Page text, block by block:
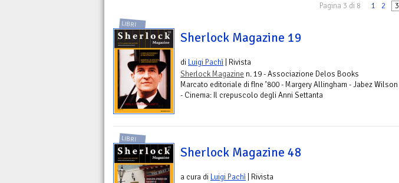
Pagina 3 di 8 1 2 3
LIBRI
Sherlock Magazine 19
di Luigi Pachì | Rivista
Sherlock Magazine n. 19 - Associazione Delos Books
Marcato editoriale di fIne ’800 - Margery Allingham - Jabez Wilson
- Cinema: Il crepuscolo degli Anni Settanta
LIBRI
Sherlock Magazine 48
a cura di Luigi Pachì | Rivista